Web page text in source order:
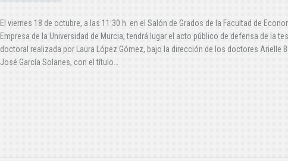
El viernes 18 de octubre, a las 11:30 h. en el Salón de Grados de la Facultad de
Empresa de la Universidad de Murcia, tendrá lugar el acto público de defensa de la
doctoral realizada por Laura López Gómez, bajo la dirección de los doctores Arielle
José García Solanes, con el título…